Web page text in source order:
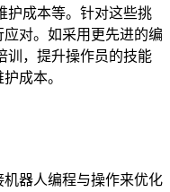
护成本等。针对这些挑
对。如采用更先进的编
训，提升操作员的技能
成本。
器人编程与操作来优化